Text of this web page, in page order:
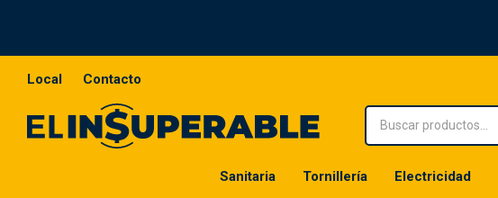
Sanitaria Tornillería Electricidad
Local Contacto